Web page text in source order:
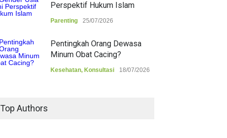
Perspektif Hukum Islam
Parenting 25/07/2026
Pentingkah Orang Dewasa
Minum Obat Cacing?
Kesehatan, Konsultasi 18/07/2026
Top Authors